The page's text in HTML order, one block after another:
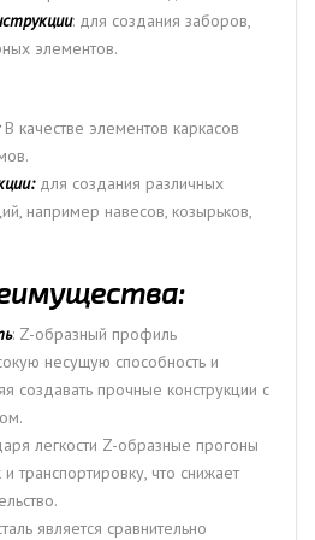
: для создания заборов,
элементов.
В качестве элементов каркасов
для создания различных
например навесов, козырьков,
: Z-образный профиль
несущую способность и
создавать прочные конструкции с
легкости Z-образные прогоны
транспортировку, что снижает
является сравнительно